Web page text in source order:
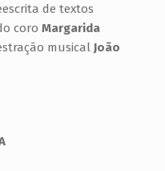
de textos
coro Margarida
musical João